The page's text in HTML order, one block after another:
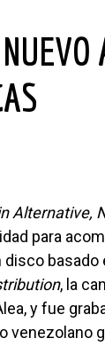
Alternative,
para
basado
, la
y fue
venezolano